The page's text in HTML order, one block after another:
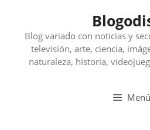
contenidoBlog variado con noticias y
televisión, arte, ciencia,
naturaleza, historia,
Menú